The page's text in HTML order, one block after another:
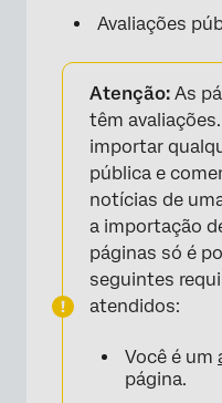
Avaliações
Atenção: As
têm
importar
pública e
notícias de
a importação
páginas só é
seguintes
atendidos:
Você é um
página.